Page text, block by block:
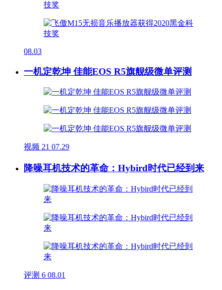
08.03
一机定乾坤 佳能EOS R5旗舰级微单评测
视频 21 07.29
降噪耳机技术的革命：Hybird时代已经到来
评测 6 08.01